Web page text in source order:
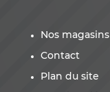
Nos magasins
Contact
Plan du site